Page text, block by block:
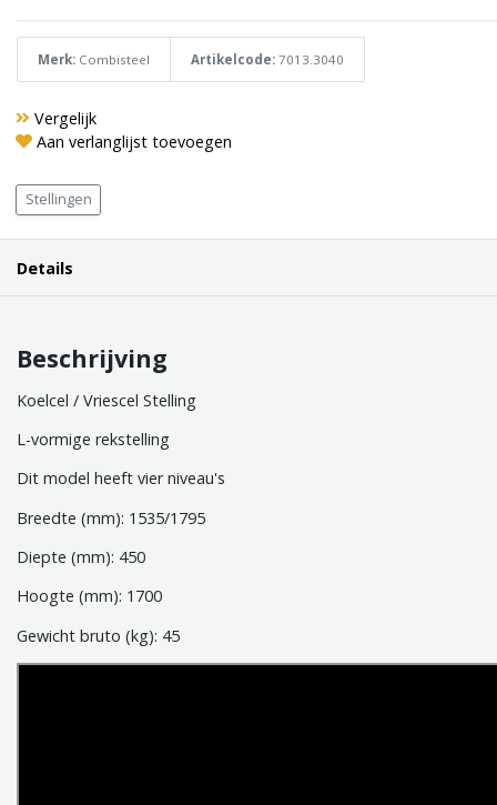
Merk: Combisteel Artikelcode: 7013.3040
Vergelijk
Aan verlanglijst toevoegen
Stellingen
Details
Beschrijving
Koelcel / Vriescel Stelling
L-vormige rekstelling
Dit model heeft vier niveau's
Breedte (mm): 1535/1795
Diepte (mm): 450
Hoogte (mm): 1700
Gewicht bruto (kg): 45